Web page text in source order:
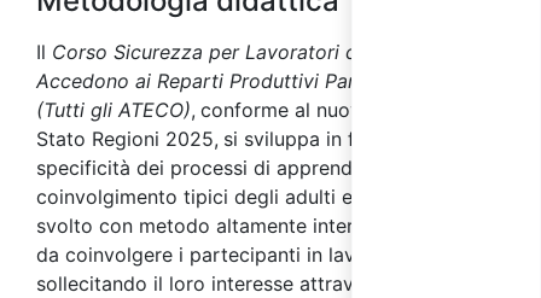
Il Corso Sicurezza per Lavoratori che non
Accedono ai Reparti Produttivi Parte Specifica
(Tutti gli ATECO), conforme al nuovo Accordo
Stato Regioni 2025, si sviluppa in funzione delle
specificità dei processi di apprendimento e
coinvolgimento tipici degli adulti ed è quindi
svolto con metodo altamente interattivo, in modo
da coinvolgere i partecipanti in lavori di gruppo
sollecitando il loro interesse attraverso l’analisi di